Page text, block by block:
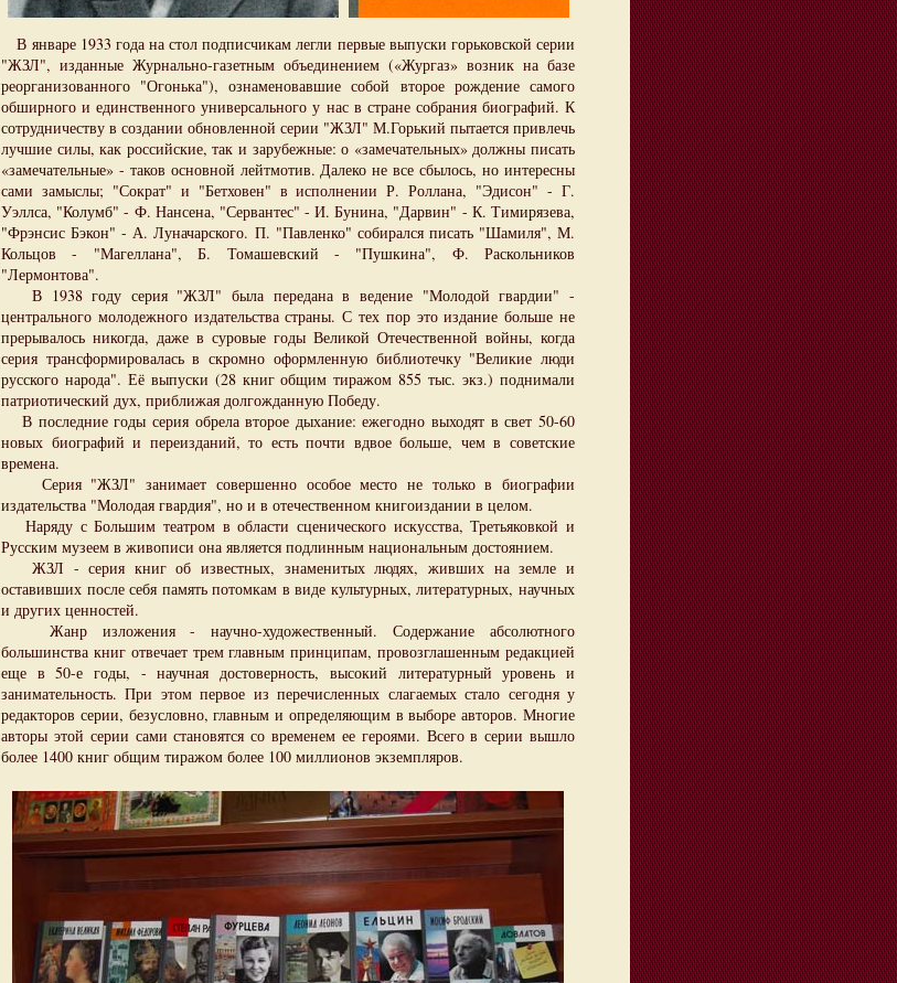
В январе 1933 года на стол подписчикам легли первые выпуски горьковской серии
"ЖЗЛ", изданные Журнально-газетным объединением («Жургаз» возник на базе
реорганизованного "Огонька"), ознаменовавшие собой второе рождение самого
обширного и единственного универсального у нас в стране собрания биографий. К
сотрудничеству в создании обновленной серии "ЖЗЛ" М.Горький пытается привлечь
лучшие силы, как российские, так и зарубежные: о «замечательных» должны писать
«замечательные» - таков основной лейтмотив. Далеко не все сбылось, но интересны
сами замыслы; "Сократ" и "Бетховен" в исполнении Р. Роллана, "Эдисон" - Г.
Уэллса, "Колумб" - Ф. Нансена, "Сервантес" - И. Бунина, "Дарвин" - К. Тимирязева,
"Фрэнсис Бэкон" - А. Луначарского. П. "Павленко" собирался писать "Шамиля", М.
Кольцов - "Магеллана", Б. Томашевский - "Пушкина", Ф. Раскольников
"Лермонтова".
В 1938 году серия "ЖЗЛ" была передана в ведение "Молодой гвардии" -
центрального молодежного издательства страны. С тех пор это издание больше не
прерывалось никогда, даже в суровые годы Великой Отечественной войны, когда
серия трансформировалась в скромно оформленную библиотечку "Великие люди
русского народа". Её выпуски (28 книг общим тиражом 855 тыс. экз.) поднимали
патриотический дух, приближая долгожданную Победу.
В последние годы серия обрела второе дыхание: ежегодно выходят в свет 50-60
новых биографий и переизданий, то есть почти вдвое больше, чем в советские
времена.
Серия "ЖЗЛ" занимает совершенно особое место не только в биографии
издательства "Молодая гвардия", но и в отечественном книгоиздании в целом.
Наряду с Большим театром в области сценического искусства, Третьяковкой и
Русским музеем в живописи она является подлинным национальным достоянием.
ЖЗЛ - серия книг об известных, знаменитых людях, живших на земле и
оставивших после себя память потомкам в виде культурных, литературных, научных
и других ценностей.
Жанр изложения - научно-художественный. Содержание абсолютного
большинства книг отвечает трем главным принципам, провозглашенным редакцией
еще в 50-е годы, - научная достоверность, высокий литературный уровень и
занимательность. При этом первое из перечисленных слагаемых стало сегодня у
редакторов серии, безусловно, главным и определяющим в выборе авторов. Многие
авторы этой серии сами становятся со временем ее героями. Всего в серии вышло
более 1400 книг общим тиражом более 100 миллионов экземпляров.